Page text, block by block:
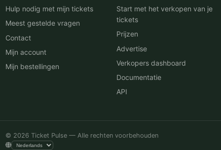
Hulp nodig met mijn tickets
Meest gestelde vragen
Contact
Mijn account
Mijn bestellingen
Start met het verkopen van je
tickets
Prijzen
Advertise
Verkopers dashboard
Documentatie
API
© 2026 Ticket Pulse — Alle rechten voorbehouden